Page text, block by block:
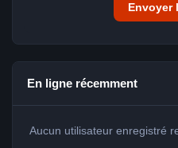
Envoyer
En ligne récemment
Aucun utilisateur enregistré